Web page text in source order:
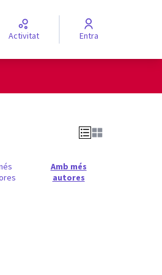
Activitat Entra
Amb més
autores